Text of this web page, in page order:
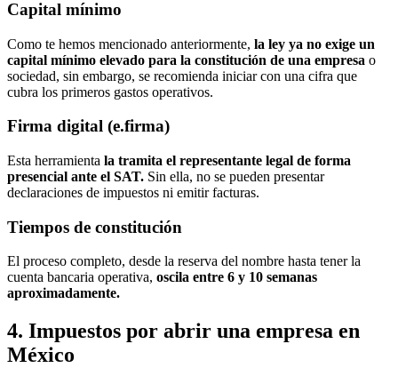
Capital mínimo
Como te hemos mencionado anteriormente, la ley ya no exige un
capital mínimo elevado para la constitución de una empresa o
sociedad, sin embargo, se recomienda iniciar con una cifra que
cubra los primeros gastos operativos.
Firma digital (e.firma)
Esta herramienta la tramita el representante legal de forma
presencial ante el SAT. Sin ella, no se pueden presentar
declaraciones de impuestos ni emitir facturas.
Tiempos de constitución
El proceso completo, desde la reserva del nombre hasta tener la
cuenta bancaria operativa, oscila entre 6 y 10 semanas
aproximadamente.
4. Impuestos por abrir una empresa en
México